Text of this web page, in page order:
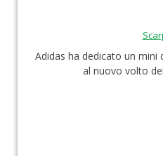
Adidas ha dedicato un
al nuovo volto